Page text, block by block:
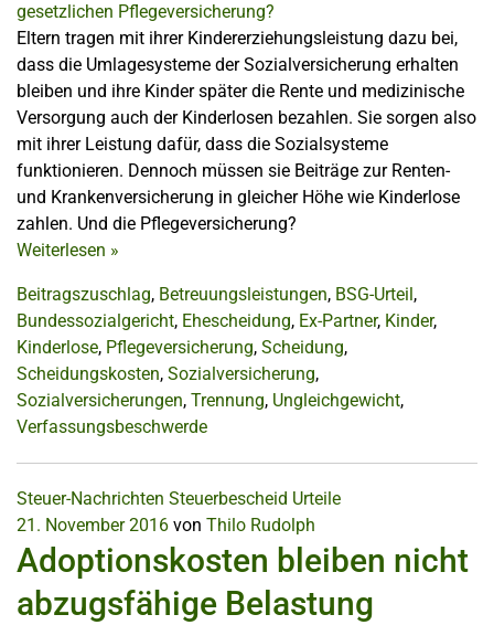
Eltern tragen mit ihrer Kindererziehungsleistung dazu bei,
dass die Umlagesysteme der Sozialversicherung erhalten
bleiben und ihre Kinder später die Rente und medizinische
Versorgung auch der Kinderlosen bezahlen. Sie sorgen also
mit ihrer Leistung dafür, dass die Sozialsysteme
funktionieren. Dennoch müssen sie Beiträge zur Renten-
und Krankenversicherung in gleicher Höhe wie Kinderlose
zahlen. Und die Pflegeversicherung?
Weiterlesen »
Beitragszuschlag, Betreuungsleistungen, BSG-Urteil,
Bundessozialgericht, Ehescheidung, Ex-Partner, Kinder,
Kinderlose, Pflegeversicherung, Scheidung,
Scheidungskosten, Sozialversicherung,
Sozialversicherungen, Trennung, Ungleichgewicht,
Verfassungsbeschwerde
Steuer-Nachrichten Steuerbescheid Urteile
21. November 2016 von Thilo Rudolph
Adoptionskosten bleiben nicht
abzugsfähige Belastung